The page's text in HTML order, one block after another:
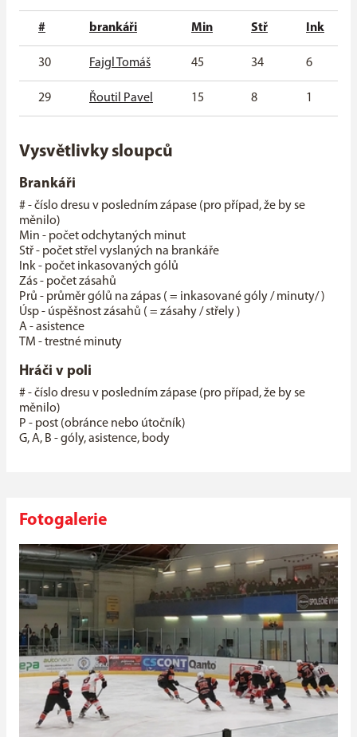
# brankáři Min Stř Ink
30 Fajgl Tomáš 45 34 6
29 Řoutil Pavel 15 8 1
Vysvětlivky sloupců
Brankáři
# - číslo dresu v posledním zápase (pro případ, že by se
měnilo)
Min - počet odchytaných minut
Stř - počet střel vyslaných na brankáře
Ink - počet inkasovaných gólů
Zás - počet zásahů
Prů - průměr gólů na zápas ( = inkasované góly / minuty/ )
Úsp - úspěšnost zásahů ( = zásahy / střely )
A - asistence
TM - trestné minuty
Hráči v poli
# - číslo dresu v posledním zápase (pro případ, že by se
měnilo)
P - post (obránce nebo útočník)
G, A, B - góly, asistence, body
Fotogalerie